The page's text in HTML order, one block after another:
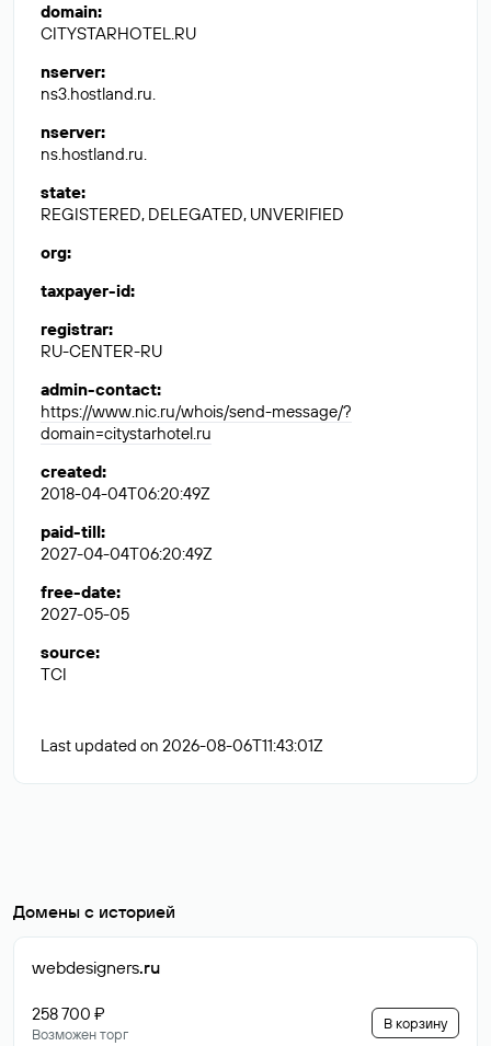
domain:
CITYSTARHOTEL.RU
nserver:
ns3.hostland.ru.
nserver:
ns.hostland.ru.
state:
REGISTERED, DELEGATED, UNVERIFIED
org:
taxpayer-id:
registrar:
RU-CENTER-RU
admin-contact:
https://www.nic.ru/whois/send-message/?
domain=citystarhotel.ru
created:
2018-04-04T06:20:49Z
paid-till:
2027-04-04T06:20:49Z
free-date:
2027-05-05
source:
TCI
Last updated on 2026-08-06T11:43:01Z
Домены с историей
webdesigners.ru
258 700 ₽
Возможен торг
В корзину